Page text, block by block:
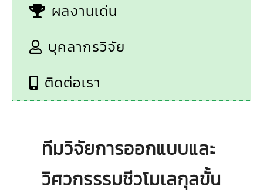
ผลงานเด่น
บุคลากรวิจัย
ติดต่อเรา
ทีมวิจัยการออกแบบและ
วิศวกรรรมชีวโมเลกุลขั้น